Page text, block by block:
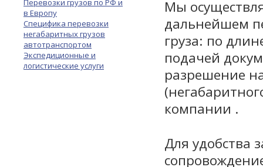
Перевозки грузов по РФ и
в Европу
Специфика перевозки
негабаритных грузов
автотранспортом
Экспедиционные и
логистические услуги
Мы
дальнейшем
груза: по
подачей
разрешение
компании .
Для удобства